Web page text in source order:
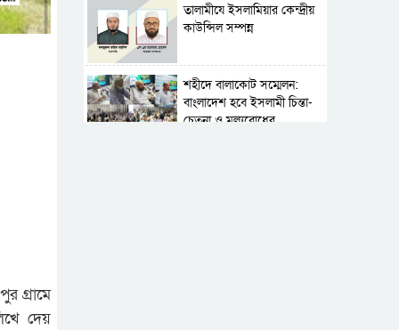
গ্রামে
দেয়
‎তালামীযে ইসলামিয়ার কেন্দ্রীয়
কাউন্সিল সম্পন্ন
শহীদে বালাকোট সম্মেলন:
বাংলাদেশ হবে ইসলামী চিন্তা-
চেতনা ও মূল্যবোধের